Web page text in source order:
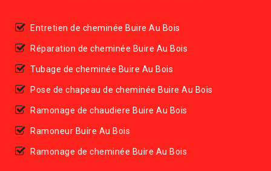
Entretien de cheminée Buire Au Bois
Réparation de cheminée Buire Au Bois
Tubage de cheminée Buire Au Bois
Pose de chapeau de cheminée Buire Au Bois
Ramonage de chaudiere Buire Au Bois
Ramoneur Buire Au Bois
Ramonage de cheminée Buire Au Bois